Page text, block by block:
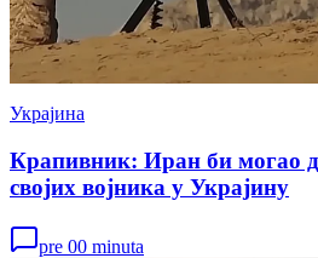
Украјина
Крапивник: Иран би могао
својих војника у Украјину
pre 00 minuta